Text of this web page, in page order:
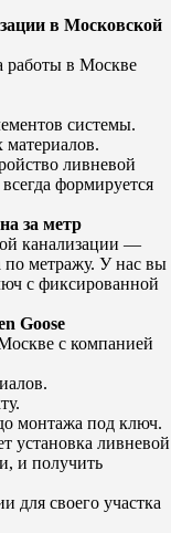
в Московской
работы в Москве
системы.
материалов.
ливневой
всегда формируется
за метр
канализации —
по метражу. У нас вы
с фиксированной
Goose
с компанией
монтажа под ключ.
установка ливневой
, и получить
для своего участка